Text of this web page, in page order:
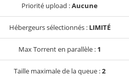
Priorité upload :Aucune
Hébergeurs sélectionnés : LIMITÉ
Max Torrent en parallèle : 1
Taille maximale de la queue :2